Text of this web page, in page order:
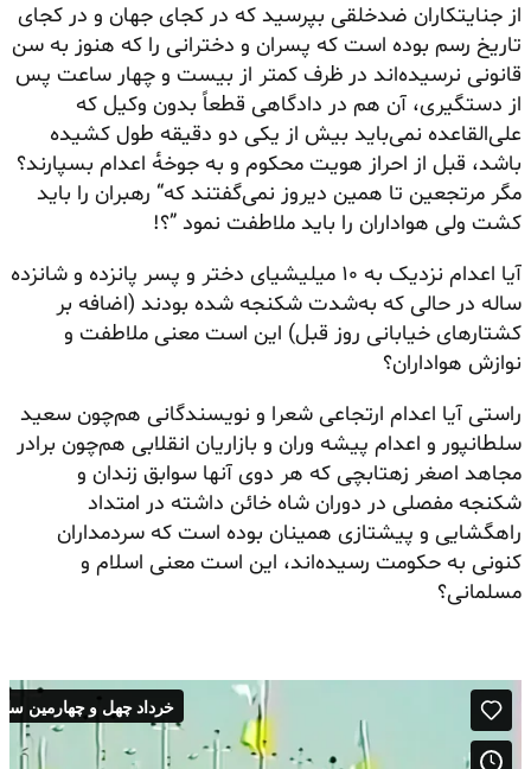
از جنایتکاران ضدخلقی بپرسید که در کجای جهان و در کجای
تاریخ رسم بوده است که پسران و دخترانی را که هنوز به سن
قانونی نرسیده‌اند در ظرف کمتر از بیست و چهار ساعت پس
از دستگیری، آن هم در دادگاهی قطعاً بدون وکیل که
علی‌القاعده نمی‌باید بیش از یکی دو دقیقه طول کشیده
باشد، قبل از احراز هویت محکوم و به جوخه‌ٔ اعدام بسپارند؟
مگر مرتجعین تا همین دیروز نمی‌گفتند که“ رهبران را باید
کشت ولی هواداران را باید ملاطفت نمود ”؟!
آیا اعدام نزدیک به ۱۰ میلیشیای دختر و پسر پانزده و شانزده
ساله در حالی که به‌شدت شکنجه شده بودند (اضافه بر
کشتارهای خیابانی روز قبل) این است معنی ملاطفت و
نوازش هواداران؟
راستی آیا اعدام ارتجاعی شعرا و نویسندگانی هم‌چون سعید
سلطانپور و اعدام پیشه وران و بازاریان انقلابی هم‌چون برادر
مجاهد اصغر زهتابچی که هر دوی آنها سوابق زندان و
شکنجه مفصلی در دوران شاه خائن داشته در امتداد
راهگشایی و پیشتازی همینان بوده است که سردمداران
کنونی به حکومت رسیده‌اند، این است معنی اسلام و
مسلمانی؟